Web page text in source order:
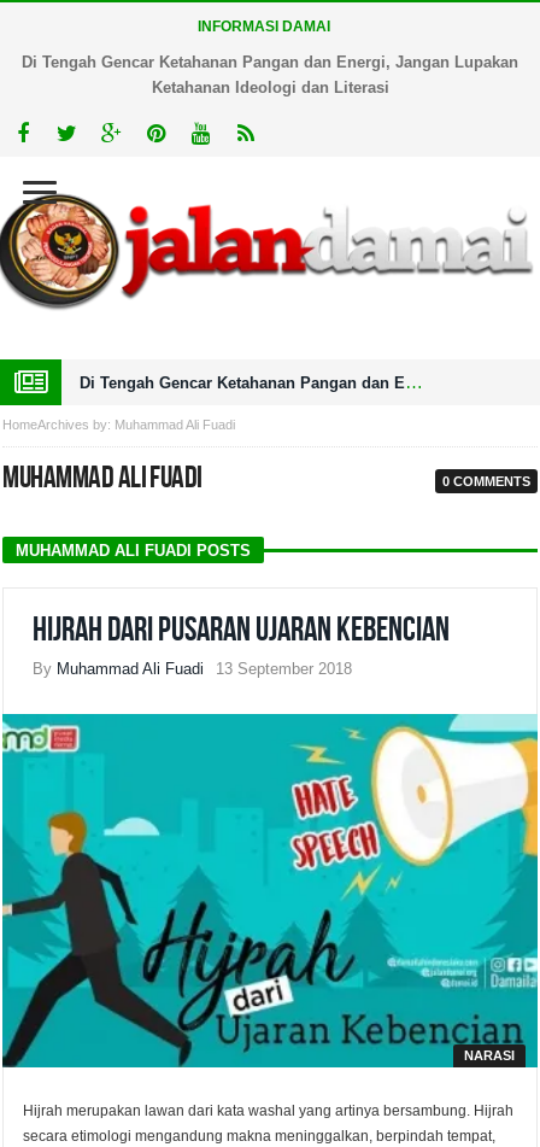
INFORMASI DAMAI
Di Tengah Gencar Ketahanan Pangan dan Energi, Jangan Lupakan
Ketahanan Ideologi dan Literasi
Di Tengah Gencar Ketahanan Pangan dan Energi, Jangan Lupakan Ketahanan Ideologi dan Literasi
HomeArchives by: Muhammad Ali Fuadi
Muhammad Ali Fuadi 0 COMMENTS
MUHAMMAD ALI FUADI POSTS
Hijrah dari Pusaran Ujaran Kebencian
By Muhammad Ali Fuadi 13 September 2018
NARASI
Hijrah merupakan lawan dari kata washal yang artinya bersambung. Hijrah
secara etimologi mengandung makna meninggalkan, berpindah tempat,